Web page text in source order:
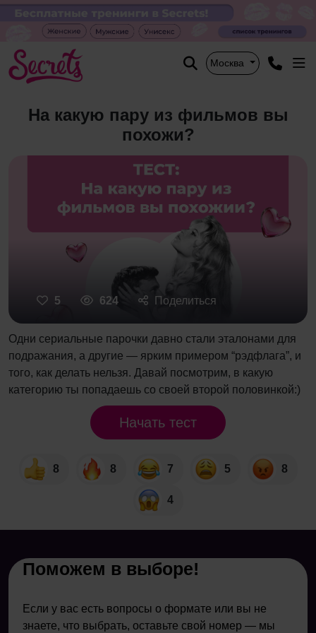
Москва
На какую пару из фильмов вы
похожи?
5 624 Поделиться
Одни сериальные парочки давно стали эталонами для
подражания, а другие — ярким примером “рэдфлага”, и
того, как делать нельзя. Давай посмотрим, в какую
категорию ты попадаешь со своей второй половинкой:)
Начать тест
8 8 7 5 8
4
Поможем в выборе!
Если у вас есть вопросы о формате или вы не
знаете, что выбрать, оставьте свой номер — мы